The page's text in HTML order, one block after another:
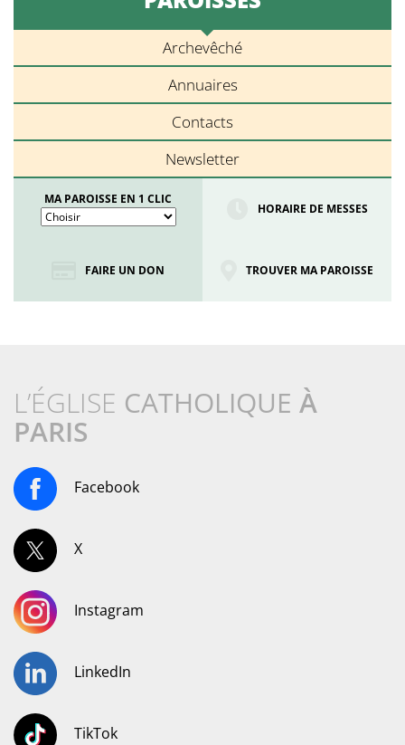
Archevêché
Annuaires
Contacts
Newsletter
MA PAROISSE EN 1 CLIC
HORAIRE DE MESSES
FAIRE UN DON TROUVER MA PAROISSE
L’ÉGLISE CATHOLIQUE À
PARIS
Facebook
X
Instagram
LinkedIn
TikTok